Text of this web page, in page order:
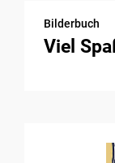
Bilderbuch
Viel